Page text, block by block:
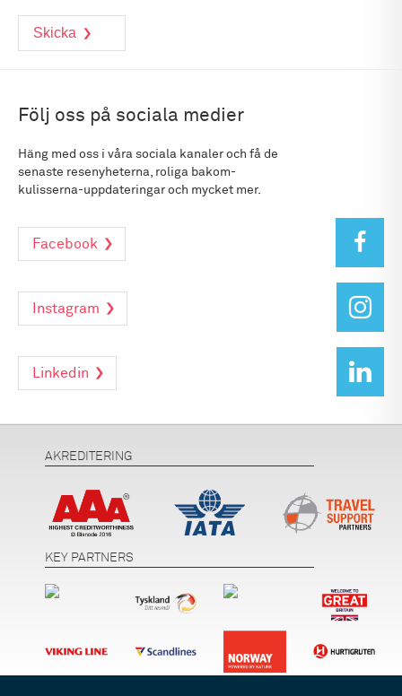
Följ oss på sociala medier
Häng med oss i våra sociala kanaler och få de
senaste resenyheterna, roliga bakom-
kulisserna-uppdateringar och mycket mer.
Facebook
Instagram
Linkedin
AKREDITERING
KEY PARTNERS